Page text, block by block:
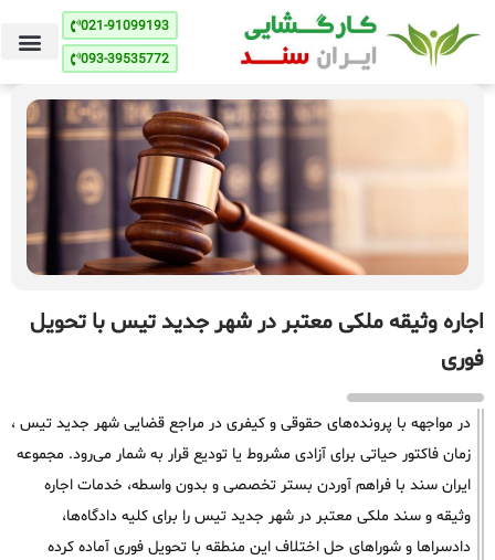
021-91099193
093-39535772
اجاره وثیقه ملکی معتبر در شهر جدید تیس با تحویل
فوری
در مواجهه با پرونده‌های حقوقی و کیفری در مراجع قضایی شهر جدید تیس ،
زمان فاکتور حیاتی برای آزادی مشروط یا تودیع قرار به شمار می‌رود. مجموعه
ایران سند با فراهم آوردن بستر تخصصی و بدون واسطه، خدمات اجاره
وثیقه و سند ملکی معتبر در شهر جدید تیس را برای کلیه دادگاه‌ها،
دادسراها و شوراهای حل اختلاف این منطقه با تحویل فوری آماده کرده